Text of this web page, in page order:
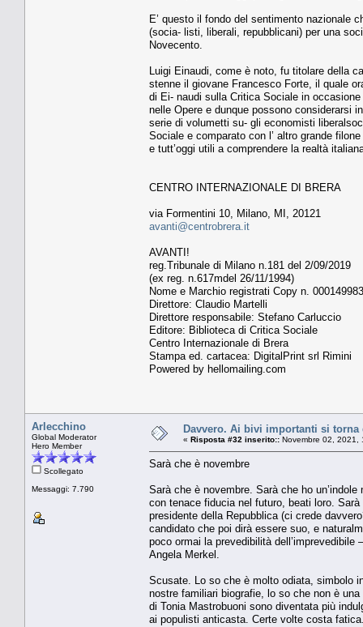
E’ questo il fondo del sentimento nazionale
(socia- listi, liberali, repubblicani) per una
Novecento.
Luigi Einaudi, come è noto, fu titolare della
stenne il giovane Francesco Forte, il quale
di Ei- naudi sulla Critica Sociale in
nelle Opere e dunque possono considerarsi
serie di volumetti su- gli economisti
Sociale e comparato con l’ altro grande
e tutt’oggi utili a comprendere la realtà
CENTRO INTERNAZIONALE DI BRERA
via Formentini 10, Milano, MI, 20121
avanti@centrobrera.it
AVANTI!
reg.Tribunale di Milano n.181 del 2/09/2019
(ex reg. n.617mdel 26/11/1994)
Nome e Marchio registrati Copy n.
Direttore: Claudio Martelli
Direttore responsabile: Stefano Carluccio
Editore: Biblioteca di Critica Sociale
Centro Internazionale di Brera
Stampa ed. cartacea: DigitalPrint srl Rimini
Powered by hellomailing.com
Arlecchino
Global Moderator
Hero Member
Scollegato
Messaggi: 7.790
Davvero. Ai bivi importanti si
« Risposta #32 inserito:: Novembre 02, 2021,
Sarà che è novembre
Sarà che è novembre. Sarà che ho
con tenace fiducia nel futuro, beati loro.
presidente della Repubblica (ci crede
candidato che poi dirà essere suo, e
poco ormai la prevedibilità
Angela Merkel.
Scusate. Lo so che è molto odiata, simbolo
nostre familiari biografie, lo so che non è
di Tonia Mastrobuoni sono diventata più
ai populisti anticasta. Certe volte costa